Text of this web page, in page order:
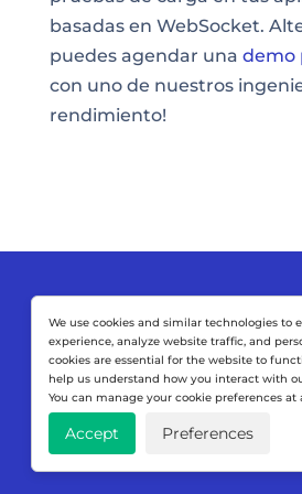
basadas en WebSocket.
puedes agendar una demo
con uno de nuestros
rendimiento!
Lleva tus
carga
Siguiente
We use cookies and similar technologies to
experience, analyze website traffic, and
cookies are essential for the website to
help us understand how you interact with
You can manage your cookie preferences at
Accept Preferences